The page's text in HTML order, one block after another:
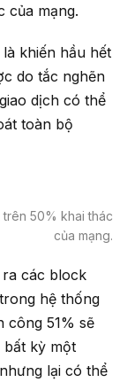
của mạng.
khiến hầu hết
do tắc nghẽn
dịch có thể
toàn bộ
50% khai thác
của mạng.
các block
hệ thống
công 51% sẽ
bất kỳ một
lại có thể